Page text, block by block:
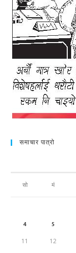
समाचार पात्रो
सो मं
4
5
11 12